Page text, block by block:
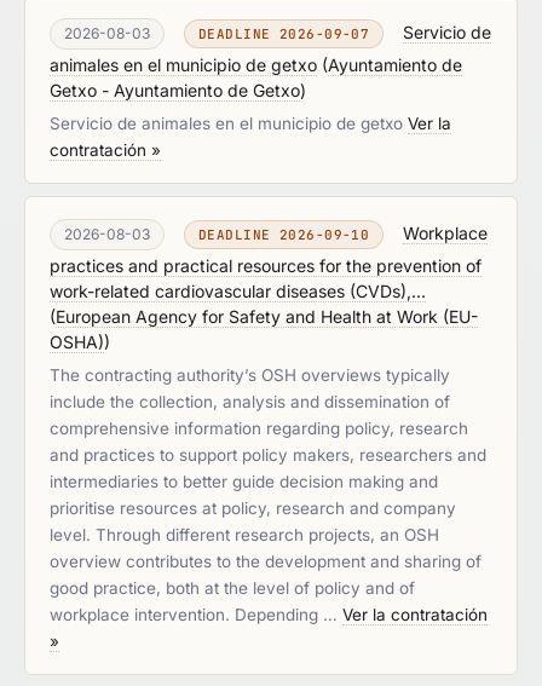
2026-08-03 DEADLINE 2026-09-07
Servicio de
animales en el municipio de getxo (Ayuntamiento de
Getxo - Ayuntamiento de Getxo)
Servicio de animales en el municipio de getxo Ver la
contratación »
2026-08-03 DEADLINE 2026-09-10
Workplace
practices and practical resources for the prevention of
work-related cardiovascular diseases (CVDs),...
(European Agency for Safety and Health at Work (EU-
OSHA))
The contracting authority’s OSH overviews typically
include the collection, analysis and dissemination of
comprehensive information regarding policy, research
and practices to support policy makers, researchers and
intermediaries to better guide decision making and
prioritise resources at policy, research and company
level. Through different research projects, an OSH
overview contributes to the development and sharing of
good practice, both at the level of policy and of
workplace intervention. Depending … Ver la contratación
»